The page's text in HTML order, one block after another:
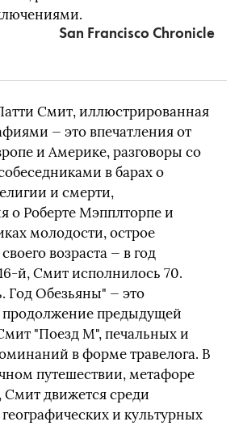
San Francisco Chronicle
Смит, иллюстрированная
— это впечатления от
и Америке, разговоры со
в барах о
и смерти,
о Роберте Мэпплторпе и
молодости, острое
возраста — в год
й, Смит исполнилось 70.
Год Обезьяны" — это
продолжение предыдущей
"Поезд М", печальных и
в форме травелога. В
путешествии, метафоре
движется среди
и культурных